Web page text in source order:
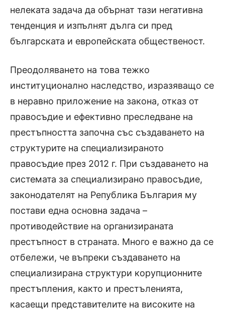
нелеката задача да обърнат тази негативна
тенденция и изпълнят дълга си пред
българската и европейската общественост.
Преодоляването на това тежко
институционално наследство, изразяващо се
в неравно приложение на закона, отказ от
правосъдие и ефективно преследване на
престъпността започна със създаването на
структурите на специализираното
правосъдие през 2012 г. При създаването на
системата за специализирано правосъдие,
законодателят на Република България му
постави една основна задача –
противодействие на организираната
престъпност в страната. Много е важно да се
отбележи, че въпреки създаването на
специализирана структури корупционните
престъпления, както и престъленията,
касаещи представителите на високите на